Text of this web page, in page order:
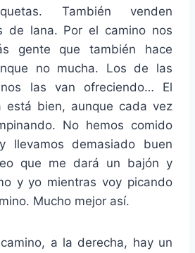
También venden
de lana. Por el camino nos
gente que también hace
no mucha. Los de las
las van ofreciendo… El
está bien, aunque cada vez
No hemos comido
llevamos demasiado buen
que me dará un bajón y
y yo mientras voy picando
Mucho mejor así.
a la derecha, hay un